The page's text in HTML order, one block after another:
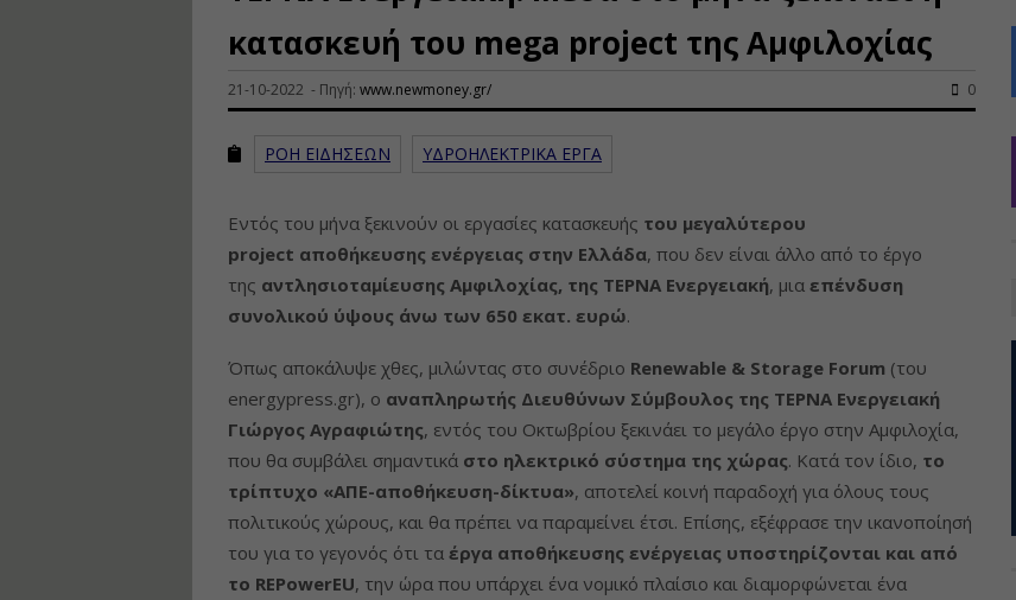
κατασκευή του mega project της Αμφιλοχίας
21-10-2022 - Πηγή: www.newmoney.gr/ 0
ΡΟΗ ΕΙΔΗΣΕΩΝ ΥΔΡΟΗΛΕΚΤΡΙΚΑ ΕΡΓΑ
Εντός του μήνα ξεκινούν οι εργασίες κατασκευής του μεγαλύτερου
project αποθήκευσης ενέργειας στην Ελλάδα, που δεν είναι άλλο από το έργο
της αντλησιοταμίευσης Αμφιλοχίας, της ΤΕΡΝΑ Ενεργειακή, μια επένδυση
συνολικού ύψους άνω των 650 εκατ. ευρώ.
Όπως αποκάλυψε χθες, μιλώντας στο συνέδριο Renewable & Storage Forum (του
energypress.gr), ο αναπληρωτής Διευθύνων Σύμβουλος της ΤΕΡΝΑ Ενεργειακή
Γιώργος Αγραφιώτης, εντός του Οκτωβρίου ξεκινάει το μεγάλο έργο στην Αμφιλοχία,
που θα συμβάλει σημαντικά στο ηλεκτρικό σύστημα της χώρας. Κατά τον ίδιο, το
τρίπτυχο «ΑΠΕ-αποθήκευση-δίκτυα», αποτελεί κοινή παραδοχή για όλους τους
πολιτικούς χώρους, και θα πρέπει να παραμείνει έτσι. Επίσης, εξέφρασε την ικανοποίησή
του για το γεγονός ότι τα έργα αποθήκευσης ενέργειας υποστηρίζονται και από
το REPowerEU, την ώρα που υπάρχει ένα νομικό πλαίσιο και διαμορφώνεται ένα